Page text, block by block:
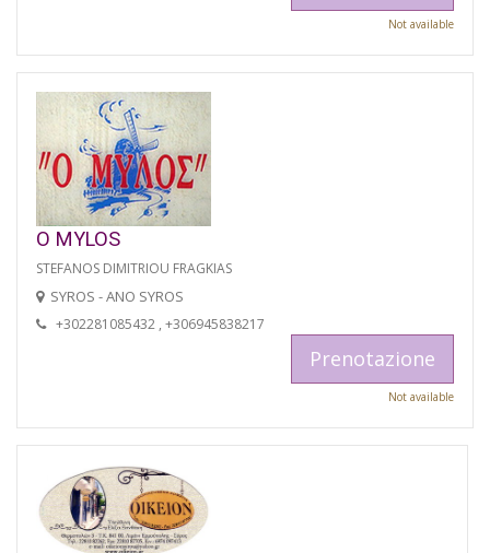
Not available
O MYLOS
STEFANOS DIMITRIOU FRAGKIAS
SYROS - ANO SYROS
+302281085432 , +306945838217
Prenotazione
Not available